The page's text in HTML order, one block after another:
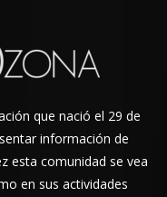
que nació el 29 de
información de
esta comunidad se vea
en sus actividades